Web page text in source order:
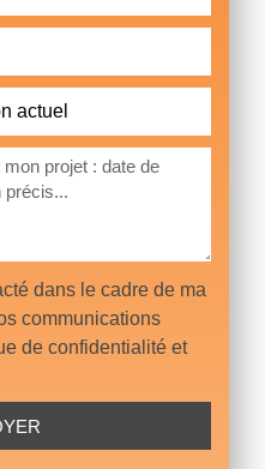
dans le cadre de ma
communications
de confidentialité et